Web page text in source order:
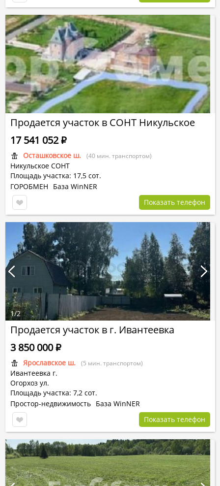
Продается участок в СОНТ Никульское
Осташковское ш. (40 мин. транспортом)
Никульское СОНТ
Площадь участка: 17,5 сот.
17 541 052Р
ГОРОБМЕН
База WinNER
Показать телефон
Продается участок в г. Ивантеевка
Ярославское ш. (5 мин. транспортом)
Ивантеевка г.
Огорхоз ул.
Площадь участка: 7,2 сот.
3 850 000Р
Простор-недвижимость База WinNER
Показать телефон
1/2